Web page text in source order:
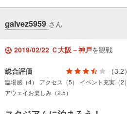
galvez5959 さん
2019/02/22 Ｃ大阪－神戸を観戦
総合評価 （3.2）
臨場感（4） アクセス（5） イベント充実（2）
アウェイお楽しみ（2.5）